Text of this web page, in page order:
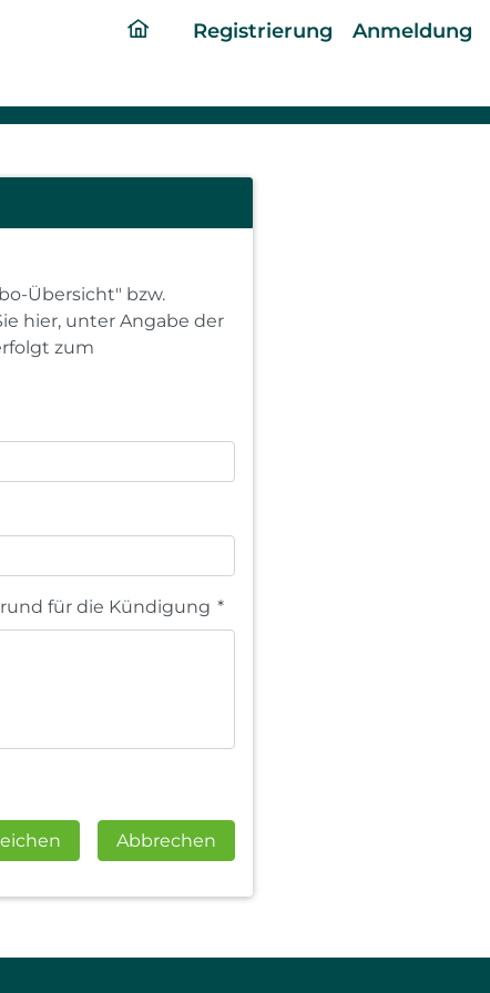
dingRegistrierung Anmeldung
Übersicht" bzw.
hier, unter Angabe der
zum
für die Kündigung *
Abbrechen